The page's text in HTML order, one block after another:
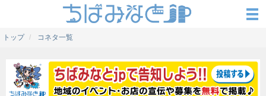
トップ コネタ一覧